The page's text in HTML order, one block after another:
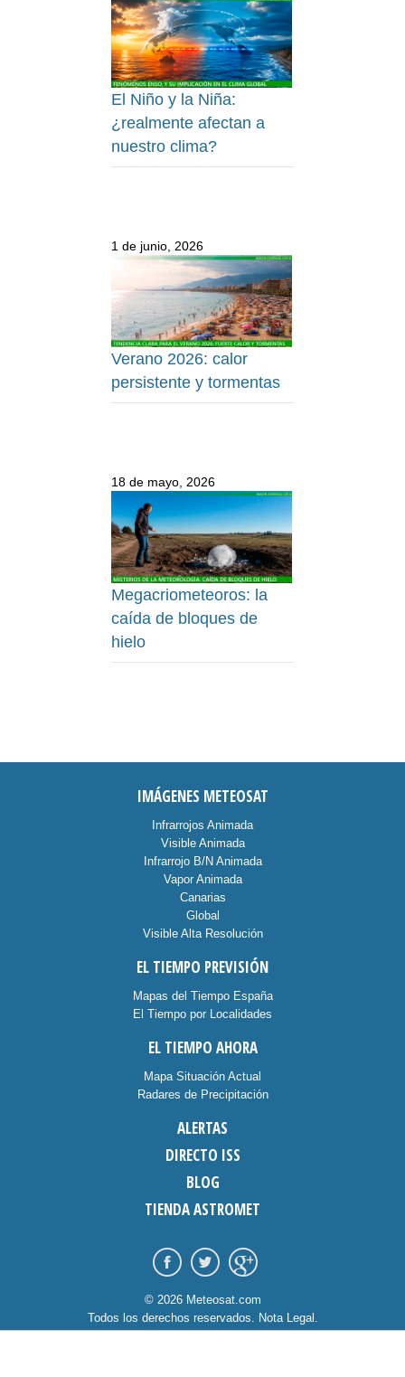
El Niño y la Niña:
¿realmente afectan a
nuestro clima?
1 de junio, 2026
Verano 2026: calor
persistente y tormentas
18 de mayo, 2026
Megacriometeoros: la
caída de bloques de
hielo
IMÁGENES METEOSAT
Infrarrojos Animada
Visible Animada
Infrarrojo B/N Animada
Vapor Animada
Canarias
Global
Visible Alta Resolución
EL TIEMPO PREVISIÓN
Mapas del Tiempo España
El Tiempo por Localidades
EL TIEMPO AHORA
Mapa Situación Actual
Radares de Precipitación
ALERTAS
DIRECTO ISS
BLOG
TIENDA ASTROMET
© 2026 Meteosat.com
Todos los derechos reservados. Nota Legal .